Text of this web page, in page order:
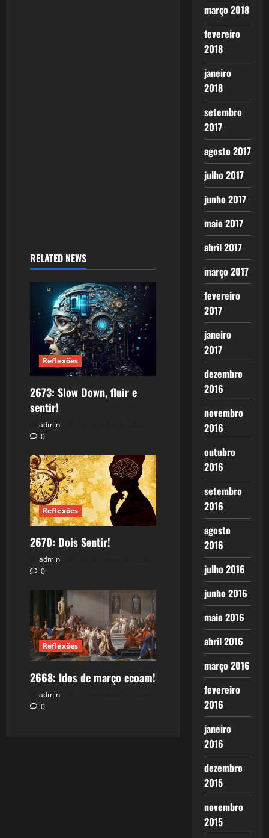
RELATED NEWS
Reflexões
2673: Slow Down, fluir e
sentir!
admin
0
Reflexões
2670: Dois Sentir!
admin
0
Reflexões
2668: Idos de março ecoam!
admin
0
março 2018
fevereiro
2018
janeiro
2018
setembro
2017
agosto 2017
julho 2017
junho 2017
maio 2017
abril 2017
março 2017
fevereiro
2017
janeiro
2017
dezembro
2016
novembro
2016
outubro
2016
setembro
2016
agosto
2016
julho 2016
junho 2016
maio 2016
abril 2016
março 2016
fevereiro
2016
janeiro
2016
dezembro
2015
novembro
2015